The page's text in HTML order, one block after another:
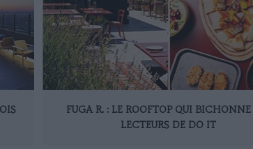
FUGA R. : LE ROOFTOP QUI BICHONNE
LECTEURS DE DO IT